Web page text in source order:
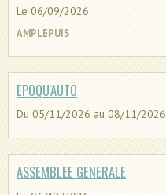
Le 06/09/2026
AMPLEPUIS
EPOQU'AUTO
Du 05/11/2026 au 08/11/2026
ASSEMBLEE GENERALE